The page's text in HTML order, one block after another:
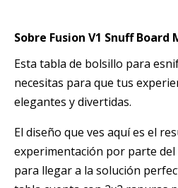
Sobre Fusion V1 Snuff Board
Esta tabla de bolsillo para
necesitas para que tus
elegantes y divertidas.
El diseño que ves aquí es el
experimentación por parte del
para llegar a la solución